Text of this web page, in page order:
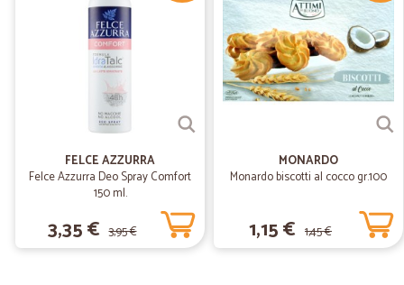
FELCE AZZURRA
Felce Azzurra Deo Spray Comfort
150 ml.
3,35 € 3,95 €
MONARDO
Monardo biscotti al cocco gr.100
1,15 € 1,45 €